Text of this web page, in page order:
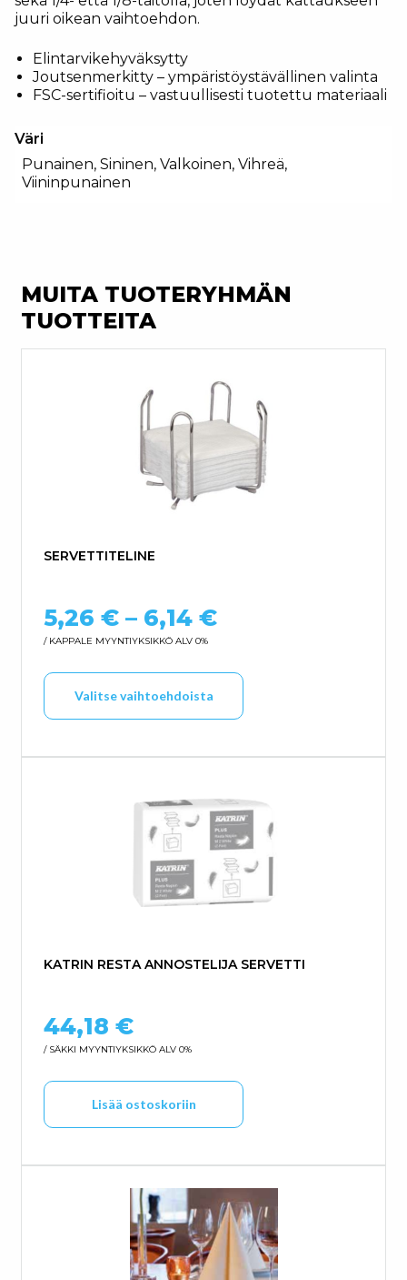
juuri oikean vaihtoehdon.
Elintarvikehyväksytty
Joutsenmerkitty – ympäristöystävällinen valinta
FSC-sertifioitu – vastuullisesti tuotettu materiaali
Väri
Punainen, Sininen, Valkoinen, Vihreä,
Viininpunainen
MUITA TUOTERYHMÄN
TUOTTEITA
SERVETTITELINE
5,26 € – 6,14 €Hintaluokka:
/ KAPPALE MYYNTIYKSIKKÖ ALV 0%
Valitse vaihtoehdoista
Tällä tuotteella on
KATRIN RESTA ANNOSTELIJA SERVETTI
44,18 €
/ SÄKKI MYYNTIYKSIKKÖ ALV 0%
Lisää ostoskoriin